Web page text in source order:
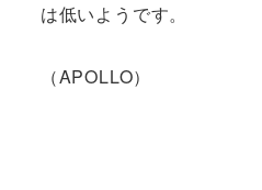
は低いようです。
（APOLLO）